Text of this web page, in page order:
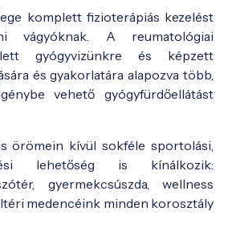
komplett fizioterápiás kezelést
vágyóknak. A reumatológiai
gyógyvizünkre és képzett
és gyakorlatára alapozva több,
vehető gyógyfürdőellátást
örömein kívül sokféle sportolási,
lehetőség is kínálkozik:
gyermekcsúszda, wellness
medencéink minden korosztály